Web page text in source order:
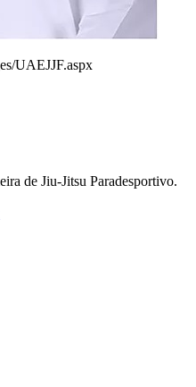
UAEJJF.aspx
de Jiu-Jitsu Paradesportivo.